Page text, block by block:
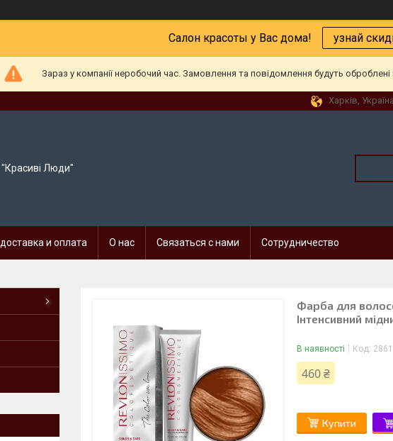
Салон красоты у Вас дома! узнай
Зараз у компанії неробочий час. Замовлення та повідомлення будуть
Харків, Україна
"Красиві Люди"
доставка и оплата О нас Связаться с нами Сотрудничество
Фарба для
Інтенсивний
В наявності Код: 2861
460 ₴
Купити